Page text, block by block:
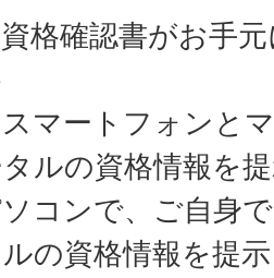
格確認書がお手
マートフォンと
ルの資格情報を
コンで、ご自身
の資格情報を提示